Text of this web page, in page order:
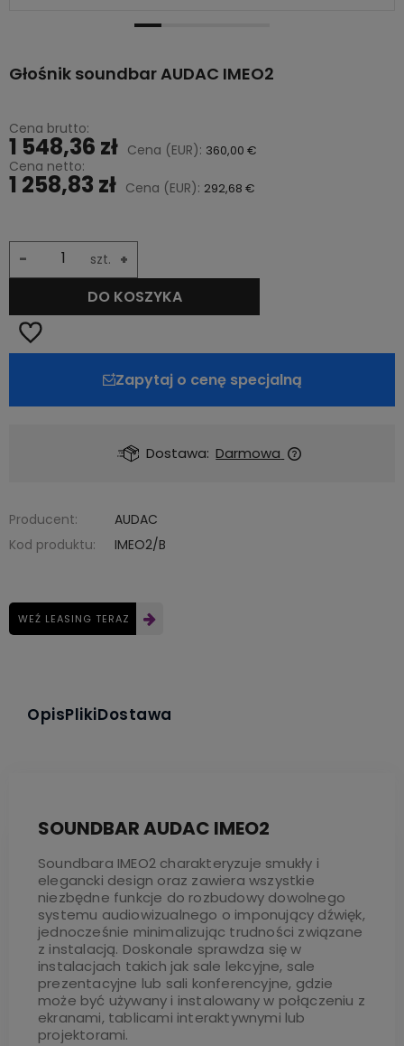
Głośnik soundbar AUDAC IMEO2
Cena brutto:
1 548,36 zł Cena (EUR): 360,00 €
Cena netto:
1 258,83 zł Cena (EUR): 292,68 €
szt. +
-
DO KOSZYKA
Zapytaj o cenę specjalną
Dostawa: Darmowa
Producent:
AUDAC
Kod produktu:
IMEO2/B
WEŹ LEASING TERAZ
OpisPlikiDostawa
SOUNDBAR AUDAC IMEO2
Soundbara IMEO2 charakteryzuje smukły i
elegancki design oraz zawiera wszystkie
niezbędne funkcje do rozbudowy dowolnego
systemu audiowizualnego o imponujący dźwięk,
jednocześnie minimalizując trudności związane
z instalacją. Doskonale sprawdza się w
instalacjach takich jak sale lekcyjne, sale
prezentacyjne lub sali konferencyjne, gdzie
może być używany i instalowany w połączeniu z
ekranami, tablicami interaktywnymi lub
projektorami.